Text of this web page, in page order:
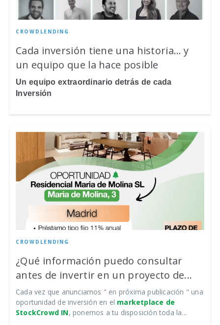
CROWDLENDING
Cada inversión tiene una historia… y
un equipo que la hace posible
Un equipo extraordinario detrás de cada
Inversión
CROWDLENDING
¿Qué información puedo consultar
antes de invertir en un proyecto de...
Cada vez que anunciamos " en próxima publicación " una
oportunidad de inversión en el marketplace de
StockCrowd IN, ponemos a tu disposición toda la...